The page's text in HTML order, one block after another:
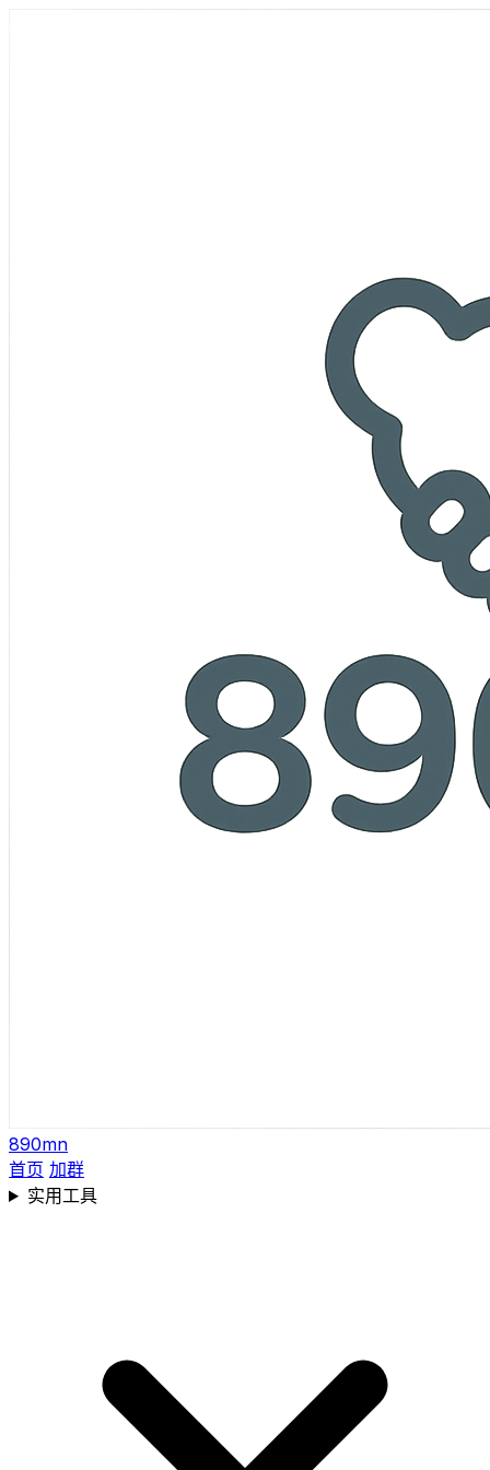
890mn
首页 加群
实用工具